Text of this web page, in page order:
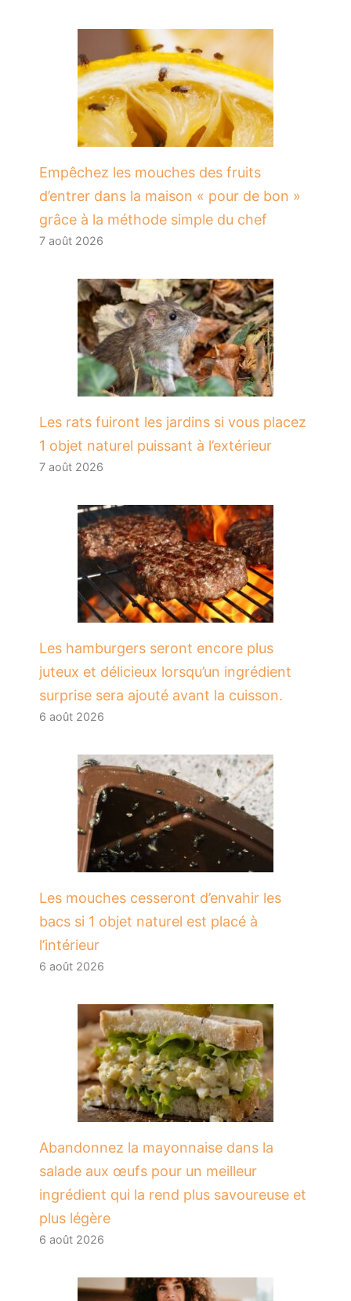
​Empêchez les mouches des fruits
d’entrer dans la maison « pour de bon »
grâce à la méthode simple du chef
7 août 2026
Les rats fuiront les jardins si vous placez
1 objet naturel puissant à l’extérieur
7 août 2026
Les hamburgers seront encore plus
juteux et délicieux lorsqu’un ingrédient
surprise sera ajouté avant la cuisson.
6 août 2026
Les mouches cesseront d’envahir les
bacs si 1 objet naturel est placé à
l’intérieur
6 août 2026
Abandonnez la mayonnaise dans la
salade aux œufs pour un meilleur
ingrédient qui la rend plus savoureuse et
plus légère
6 août 2026